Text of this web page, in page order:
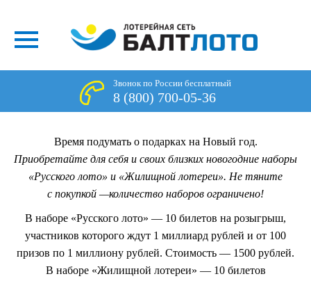
Звонок по России бесплатный
8 (800) 700-05-36
Время подумать о подарках на Новый год.
Приобретайте для себя и своих близких новогодние наборы
«Русского лото» и «Жилищной лотереи». Не тяните
с покупкой —количество наборов ограничено!
В наборе «Русского лото» — 10 билетов на розыгрыш,
участников которого ждут 1 миллиард рублей и от 100
призов по 1 миллиону рублей. Стоимость — 1500 рублей.
В наборе «Жилищной лотереи» — 10 билетов